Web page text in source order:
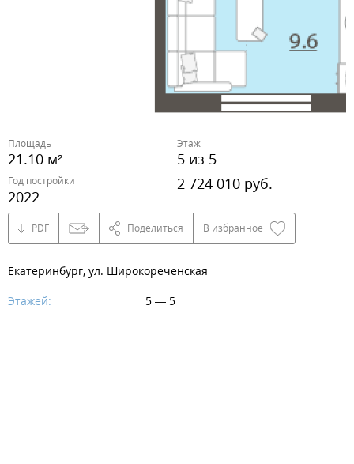
Площадь
21.10 м²
Этаж
5 из 5
Год постройки
2022
2 724 010 руб.
PDF Поделиться В избранное
Екатеринбург, ул. Широкореченская
Этажей:
5 — 5